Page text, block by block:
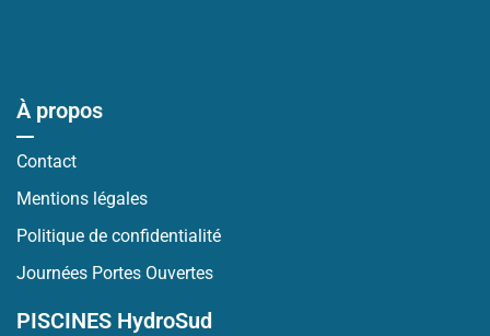
À propos
Contact
Mentions légales
Politique de confidentialité
Journées Portes Ouvertes
PISCINES HydroSud